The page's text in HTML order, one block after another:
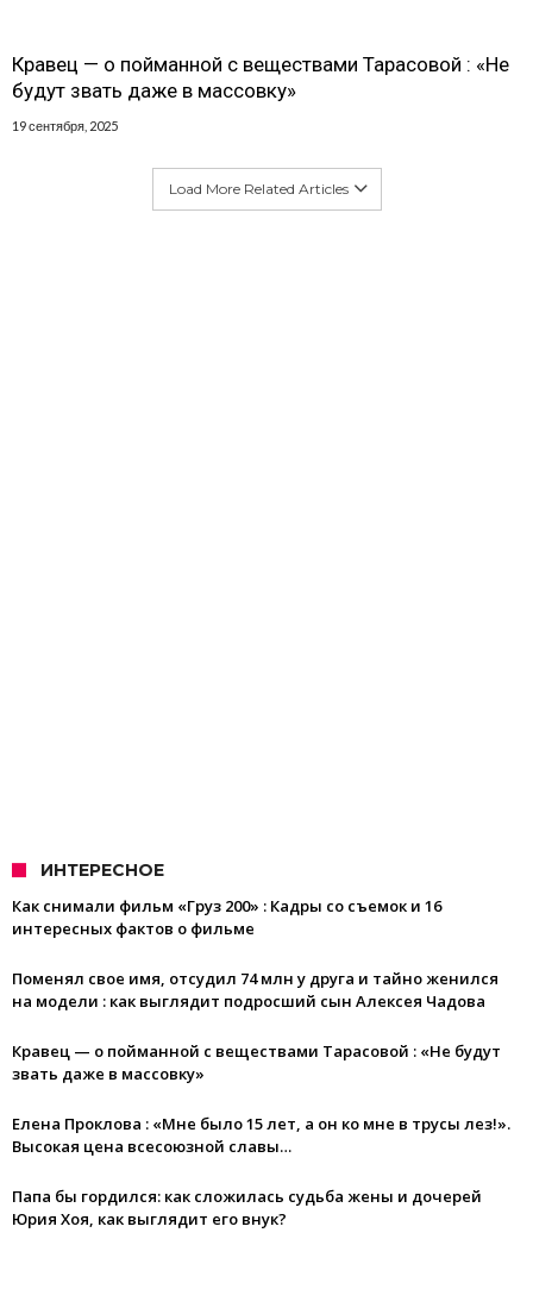
Кравец — о пойманной с веществами Тарасовой : «Не
будут звать даже в массовку»
19 сентября, 2025
Load More Related Articles
ИНТЕРЕСНОЕ
Как снимали фильм «Груз 200» : Кадры со съемок и 16
интересных фактов о фильме
Поменял свое имя, отсудил 74 млн у друга и тайно женился
на модели : как выглядит подросший сын Алексея Чадова
Кравец — о пойманной с веществами Тарасовой : «Не будут
звать даже в массовку»
Елена Проклова : «Мне было 15 лет, а он ко мне в трусы лез!».
Высокая цена всесоюзной славы…
Папа бы гордился: как сложилась судьба жены и дочерей
Юрия Хоя, как выглядит его внук?